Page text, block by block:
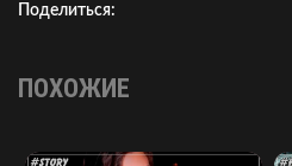
Поделиться:
ПОХОЖИЕ